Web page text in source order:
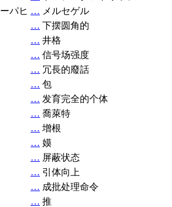
パヒ … メルセゲル
… 下摆圆角的
… 井格
… 信号场强度
… 冗長的廢話
… 包
… 发育完全的个体
… 喬萊特
… 增根
… 嫫
… 屏蔽状态
… 引体向上
… 成批处理命令
… 推